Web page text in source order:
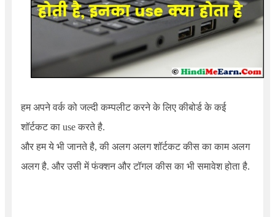
हम अपने वर्क को जल्दी कम्पलीट करने के लिए कीबोर्ड के कई
शॉर्टकट का use करते है.
और हम ये भी जानते है, की अलग अलग शॉर्टकट कीस का काम अलग
अलग है. और उसी में फंक्शन और टॉगल कीस का भी समावेश होता है.